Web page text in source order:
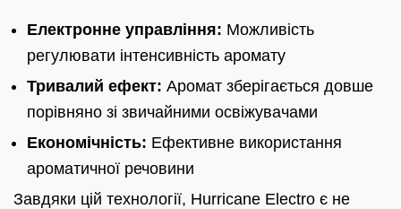
Електронне управління: Можливість
регулювати інтенсивність аромату
Тривалий ефект: Аромат зберігається довше
порівняно зі звичайними освіжувачами
Економічність: Ефективне використання
ароматичної речовини
Завдяки цій технології, Hurricane Electro є не